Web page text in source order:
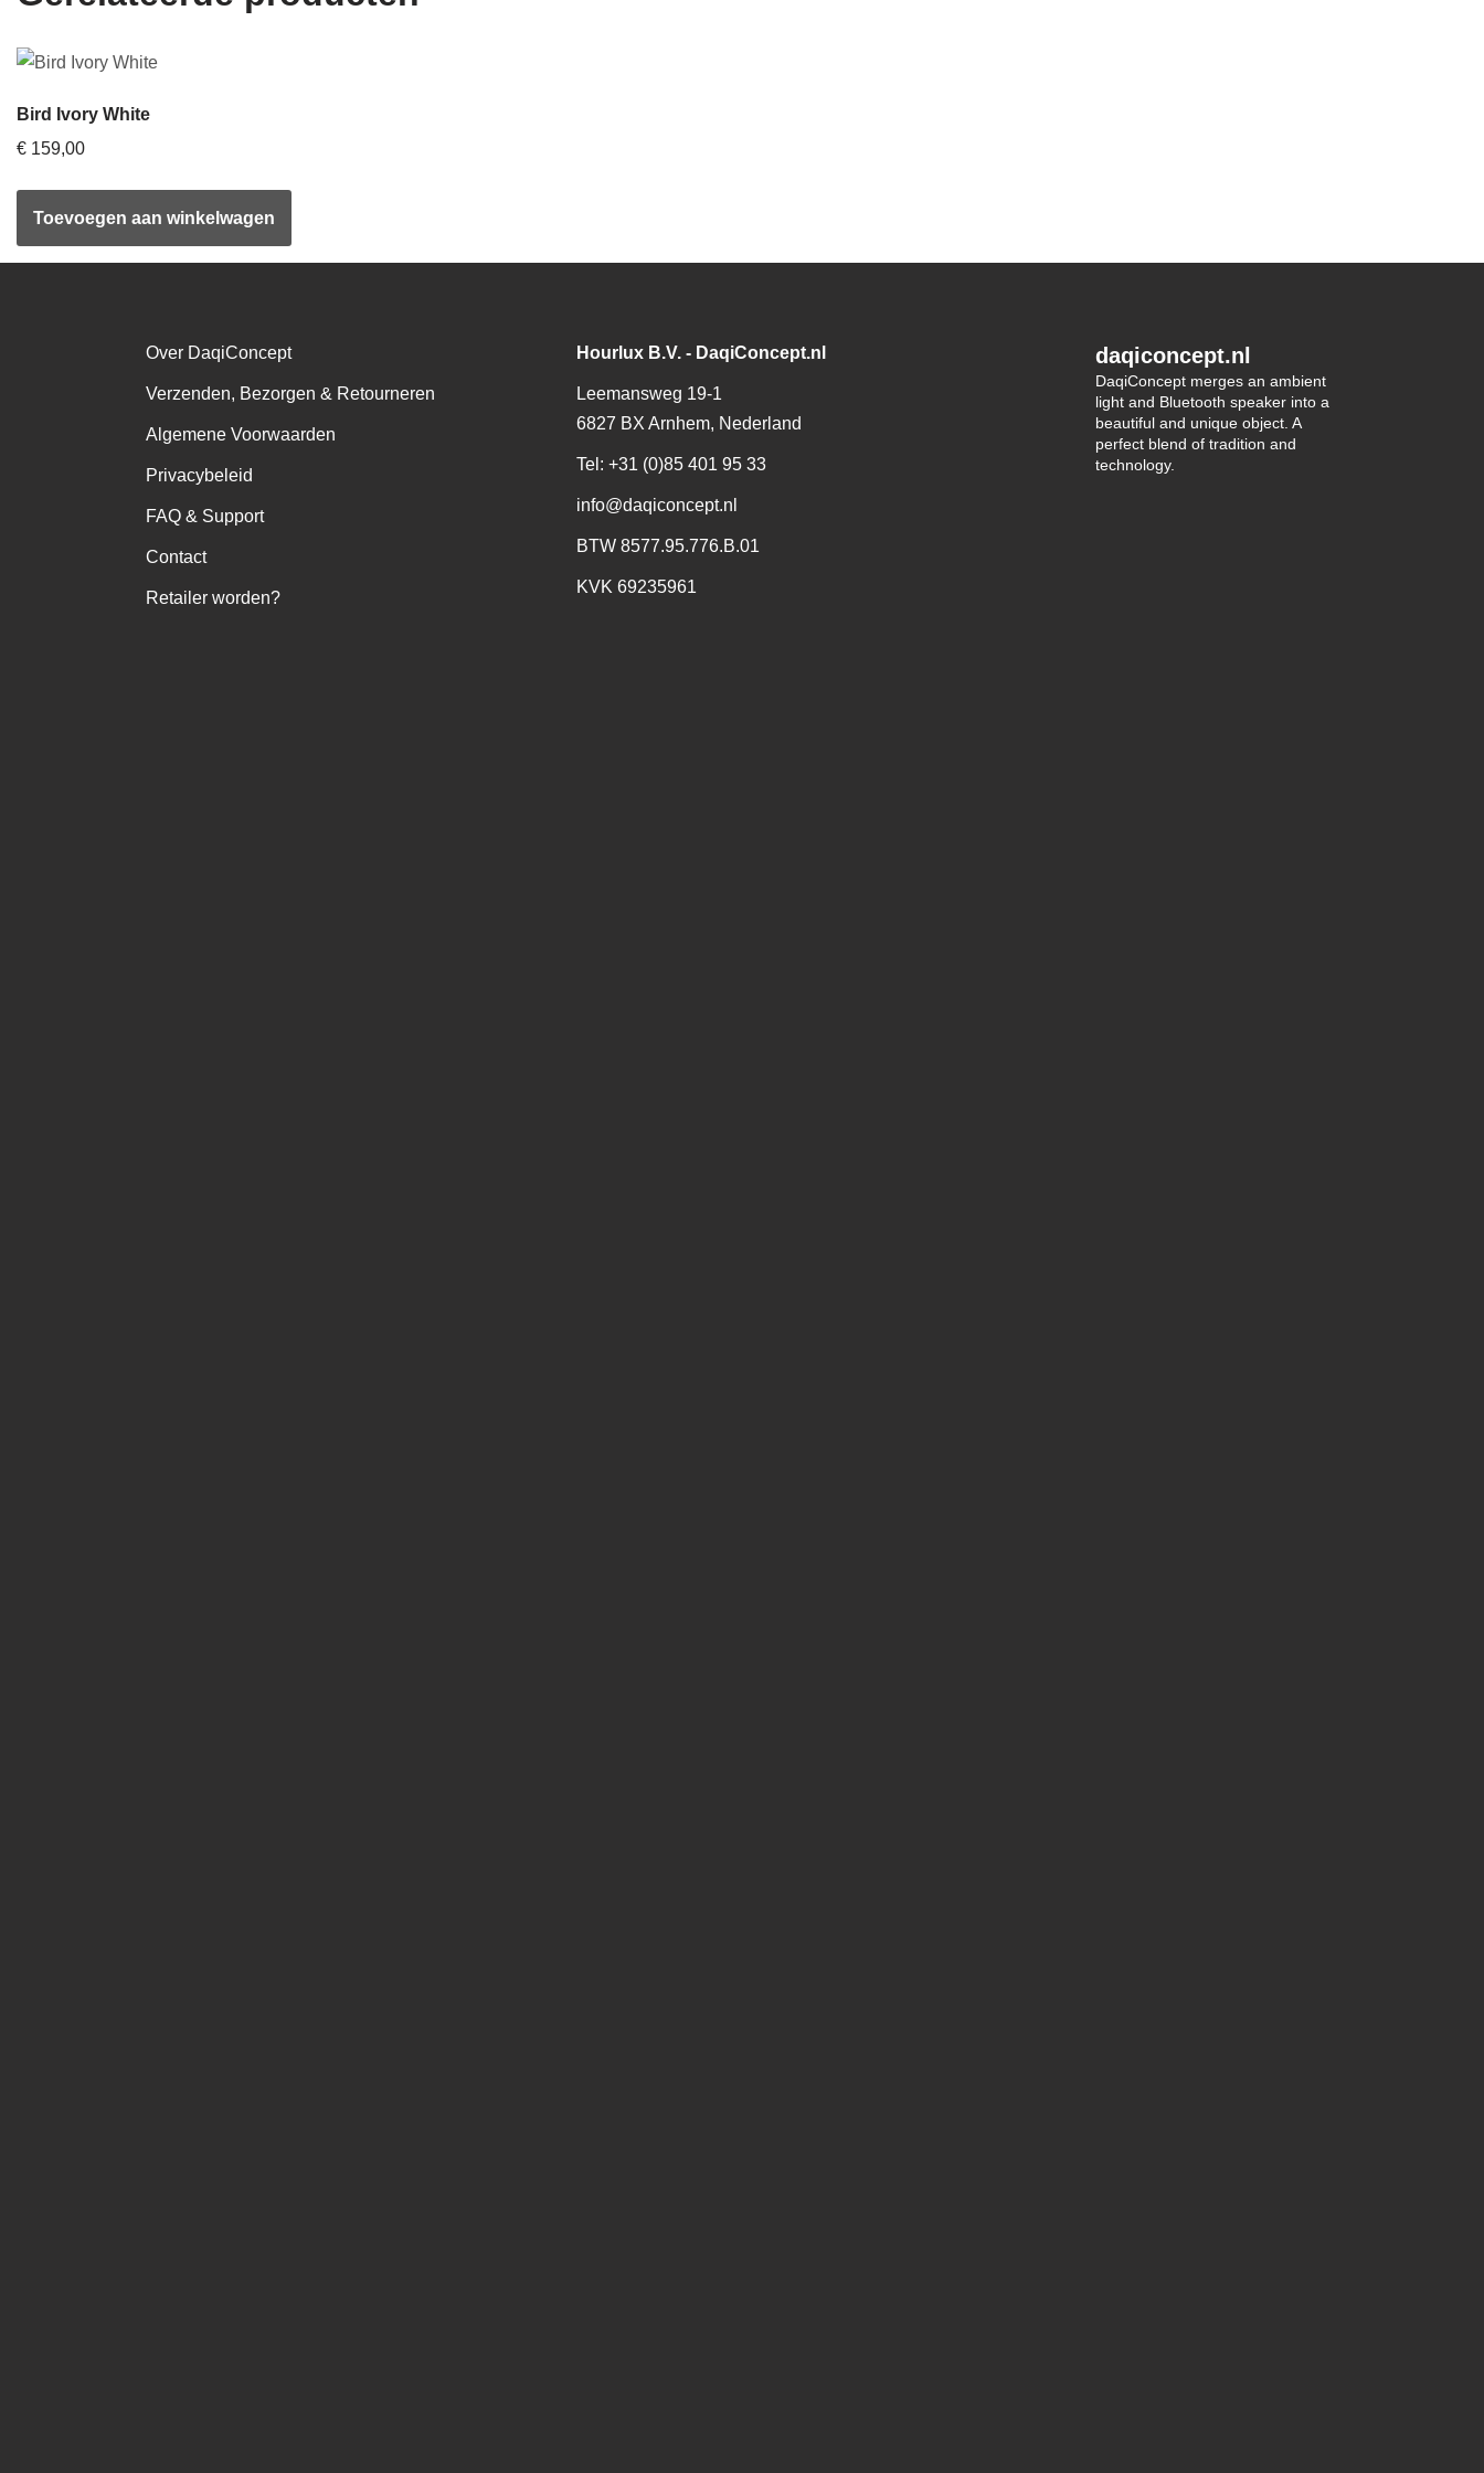
Bird Ivory White
€ 159,00
Toevoegen aan winkelwagen
Over DaqiConcept
Verzenden, Bezorgen & Retourneren
Algemene Voorwaarden
Privacybeleid
FAQ & Support
Contact
Retailer worden?
Hourlux B.V. - DaqiConcept.nl
Leemansweg 19-1
6827 BX Arnhem, Nederland
Tel: +31 (0)85 401 95 33
info@daqiconcept.nl
BTW 8577.95.776.B.01
KVK 69235961
daqiconcept.nl
DaqiConcept merges an ambient
light and Bluetooth speaker into a
beautiful and unique object. A
perfect blend of tradition and
technology.